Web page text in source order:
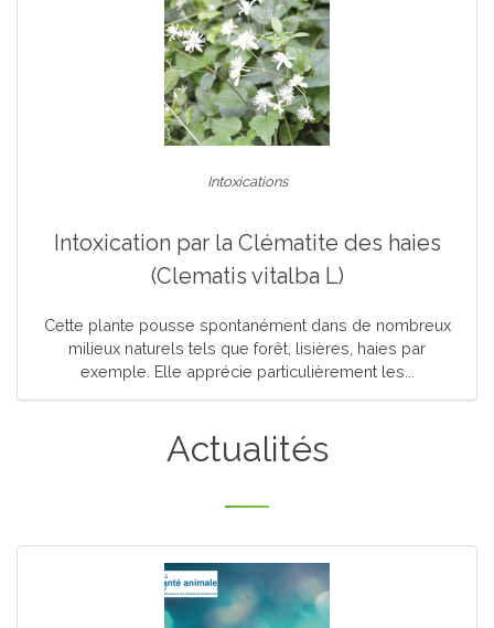
Intoxications
Intoxication par la Clématite des haies
(Clematis vitalba L)
Cette plante pousse spontanément dans de nombreux
milieux naturels tels que forêt, lisières, haies par
exemple. Elle apprécie particulièrement les...
Actualités